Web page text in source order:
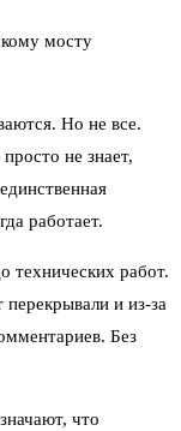
мосту
Но не все.
не знает,
работает.
работ.
и из-за
Без
что